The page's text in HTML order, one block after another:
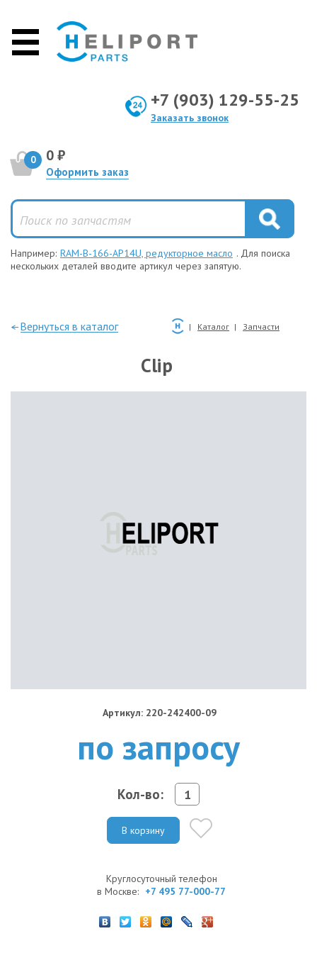
+7 (903) 129-55-25
Заказать звонок
0 0 ₽
Оформить заказ
Например: RAM-B-166-AP14U, редукторное масло . Для поиска
нескольких деталей вводите артикул через запятую.
—Вернуться в каталог Каталог Запчасти
Clip
Артикул: 220-242400-09
по запросу
Кол-во:
В корзину
Круглосуточный телефон
в Москве: +7 495 77-000-77